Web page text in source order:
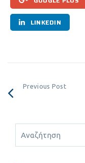
LINKEDIN
Previous Post